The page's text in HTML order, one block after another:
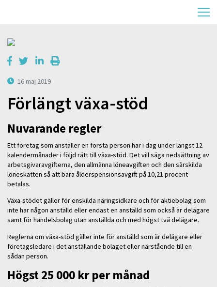
16 maj 2019
Förlängt växa-stöd
Nuvarande regler
Ett företag som anställer en första person har i dag under längst 12
kalendermånader i följd rätt till växa-stöd. Det vill säga nedsättning av
arbetsgivaravgifterna, den allmänna löneavgiften och den särskilda
löneskatten så att bara ålderspensionsavgift på 10,21 procent
betalas.
Växa-stödet gäller för enskilda näringsidkare och för aktiebolag som
inte har någon anställd eller endast en anställd som också är delägare
samt för handelsbolag utan anställda och med högst två delägare.
Reglerna om växa-stöd gäller inte för anställd som är delägare eller
företagsledare i det anställande bolaget eller närstående till en
sådan person.
Högst 25 000 kr per månad